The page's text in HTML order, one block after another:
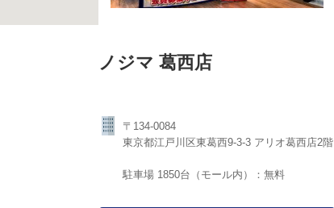
ノジマ 葛西店
〒134-0084
東京都江戸川区東葛西9-3-3 アリオ葛西店2階
駐車場 1850台（モール内）：無料